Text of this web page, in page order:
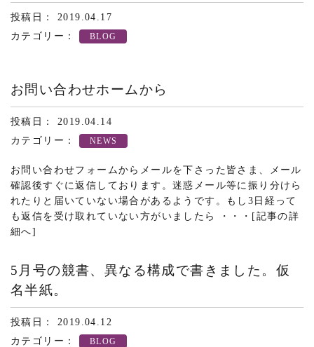
投稿日： 2019.04.17
カテゴリー：
BLOG
お問い合わせホームから
投稿日： 2019.04.14
カテゴリー：
NEWS
お問い合わせフォームからメールを下さった皆さま、メール
確認後すぐに返信しております。迷惑メール等に振り分けら
れたりと届いていない場合があるようです。もし3日経って
も返信を受け取れていない方がいましたら ・・・ [記事の詳
細へ]
5月号の競書、異なる構成で書きました。仮
名半紙。
投稿日： 2019.04.12
カテゴリー：
BLOG